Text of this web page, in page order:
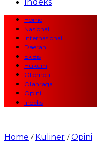
Home
Nasional
Internasional
Daerah
EkBis
Hukum
Otomotif
Olahraga
Opini
Indeks
Home / Kuliner /Opini